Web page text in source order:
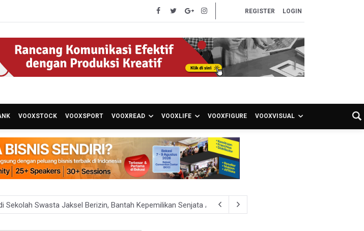
REGISTER LOGIN
VOOXSTOCK VOOXSPORT VOOXREAD VOOXLIFE VOOXFIGURE VOOXVISUAL
Swasta Jaksel Berizin, Bantah Kepemilikan Senjata Api dan Narkoba